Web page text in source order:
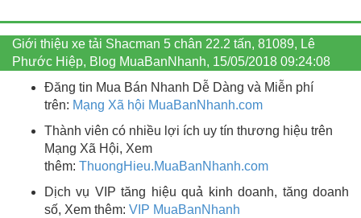
Giới thiệu xe tải Shacman 5 chân 22.2 tấn, 81089, Lê
Phước Hiệp, Blog MuaBanNhanh, 15/05/2018 09:24:08
Đăng tin Mua Bán Nhanh Dễ Dàng và Miễn phí
trên: Mạng Xã hội MuaBanNhanh.com
Thành viên có nhiều lợi ích uy tín thương hiệu trên
Mạng Xã Hội, Xem
thêm: ThuongHieu.MuaBanNhanh.com
Dịch vụ VIP tăng hiệu quả kinh doanh, tăng doanh
số, Xem thêm: VIP MuaBanNhanh